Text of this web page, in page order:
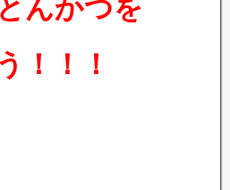
んかつを
！！！